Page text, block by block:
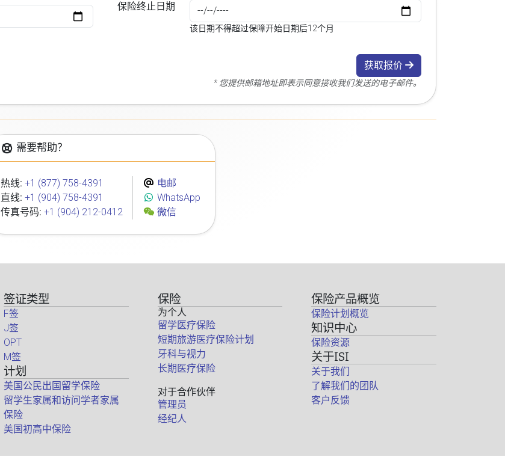
保险终止日期
该日期不得超过保障开始日期后12个月
获取报价
* 您提供邮箱地址即表示同意接收我们发送的电子邮件。
需要帮助？
热线: +1 (877) 758-4391
直线: +1 (904) 758-4391
传真号码: +1 (904) 212-0412
电邮
WhatsApp
微信
签证类型
F签
J签
OPT
M签
计划
美国公民出国留学保险
留学生家属和访问学者家属
保险
美国初高中保险
保险
为个人
留学医疗保险
短期旅游医疗保险计划
牙科与视力
长期医疗保险
对于合作伙伴
管理员
经纪人
保险产品概览
保险计划概览
知识中心
保险资源
关于ISI
关于我们
了解我们的团队
客户反馈